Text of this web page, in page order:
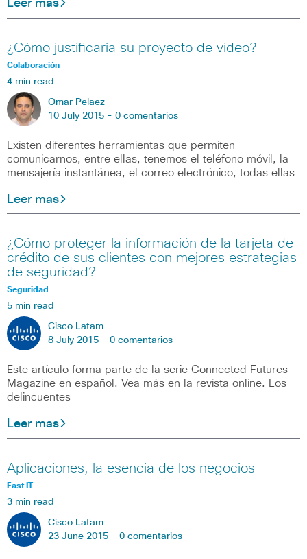
Leer mas
¿Cómo justificaría su proyecto de video?
Colaboración
4 min read
Omar Pelaez
10 July 2015 - 0 comentarios
Existen diferentes herramientas que permiten
comunicarnos, entre ellas, tenemos el teléfono móvil, la
mensajería instantánea, el correo electrónico, todas ellas
Leer mas
¿Cómo proteger la información de la tarjeta de
crédito de sus clientes con mejores estrategias
de seguridad?
Seguridad
5 min read
Cisco Latam
8 July 2015 - 0 comentarios
Este artículo forma parte de la serie Connected Futures
Magazine en español. Vea más en la revista online. Los
delincuentes
Leer mas
Aplicaciones, la esencia de los negocios
Fast IT
3 min read
Cisco Latam
23 June 2015 - 0 comentarios